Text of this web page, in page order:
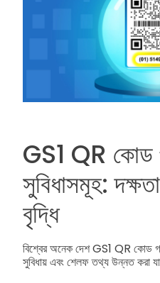
GS1 QR কোড
সুবিধাসমূহ:
বৃদ্ধি
বিশ্বের অনেক দেশ GS1 QR কোড
সুবিধায় এবং শেলফ তথ্য উন্নত করা